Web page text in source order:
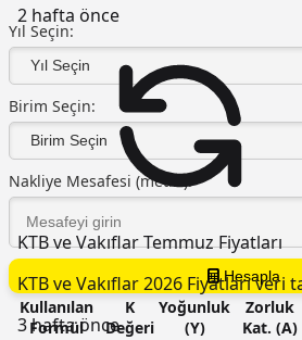
2 hafta önce
KTB ve Vakıflar Temmuz Fiyatları
KTB ve Vakıflar 2026 Fiyatları veri
3 hafta önce
Yıl Seçin:
Birim Seçin:
Nakliye Mesafesi (metre):
Hesapla
Kullanılan
Formül
K
Değeri
Yoğunluk
(Y)
Zorluk
Kat. (A)